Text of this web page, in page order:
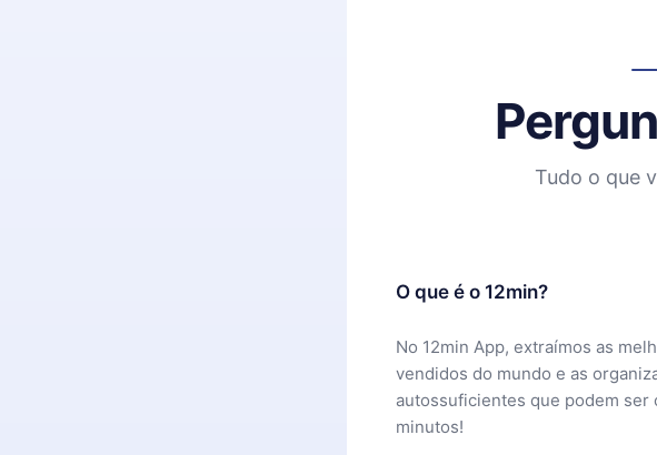
Tudo o que
O que é o 12min?
No 12min App, extraímos as
vendidos do mundo e as
autossuficientes que podem ser
minutos!